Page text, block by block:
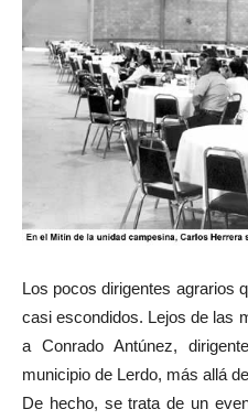
Los pocos dirigentes agrarios
casi escondidos. Lejos de las
a Conrado Antúnez,
municipio de Lerdo, más allá
De hecho, se trata de un